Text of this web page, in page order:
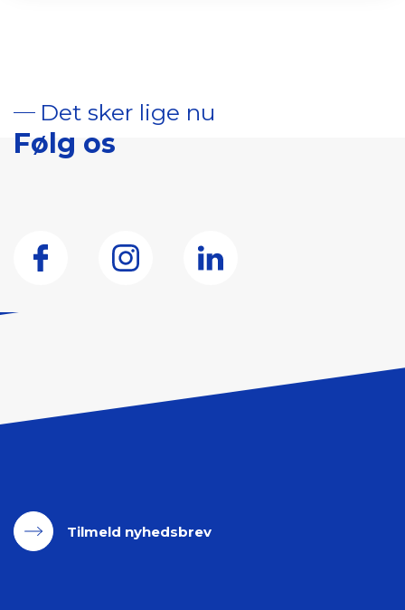
Det sker lige nu
Følg os
Tilmeld nyhedsbrev